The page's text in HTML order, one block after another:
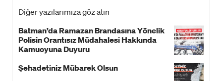
Diğer yazılarımıza göz atın
Batman’da Ramazan Brandasına Yönelik
Polisin Orantısız Müdahalesi Hakkında
Kamuoyuna Duyuru
Şehadetiniz Mübarek Olsun